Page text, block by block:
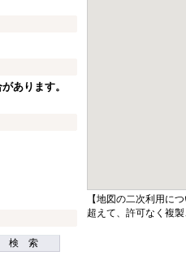
あります。
検 索
【地図の二次利用に
超えて、許可なく複